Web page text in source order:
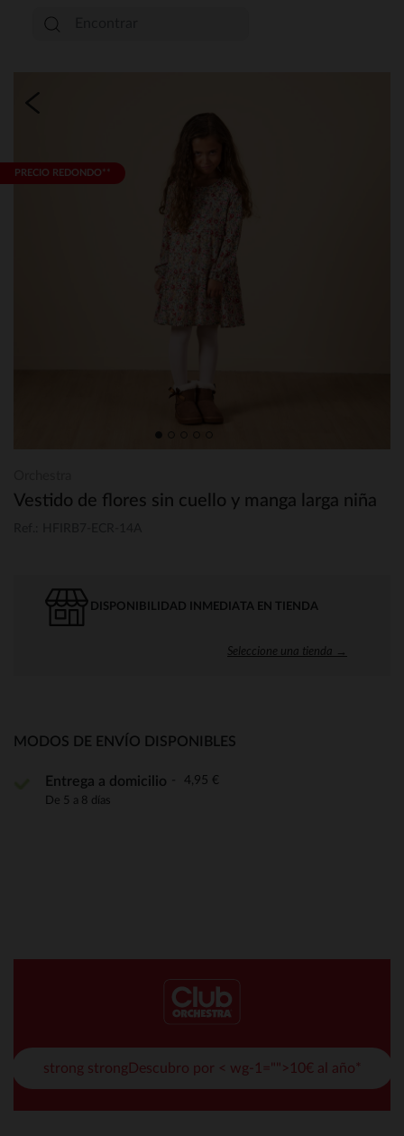
PRECIO REDONDO**
Vestido de flores sin cuello y manga larga niña
DISPONIBILIDAD INMEDIATA EN TIENDA
Seleccione una tienda →
MODOS DE ENVÍO DISPONIBLES
Entrega a domicilio 4,95 €
De 5 a 8 días
strong strongDescubro por < wg-1="">10€ al año*